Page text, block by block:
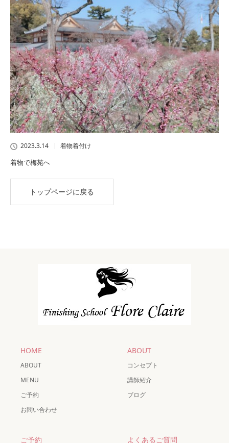
2023.3.14 着物着付け
着物で梅苑へ
トップページに戻る
HOME
ABOUT
MENU
ご予約
お問い合わせ
ABOUT
コンセプト
講師紹介
ブログ
ご予約 よくあるご質問